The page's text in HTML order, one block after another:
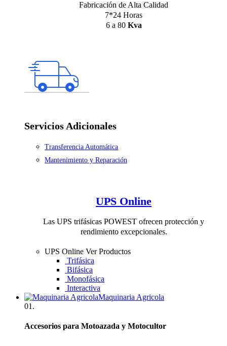
Fabricación de Alta Calidad
7*24 Horas
6 a 80 Kva
Servicios Adicionales
Transferencia Automática
Mantenimiento y Reparación
UPS Online
Las UPS trifásicas POWEST ofrecen protección y
rendimiento excepcionales.
UPS Online Ver Productos
Trifásica
Bifásica
Monofásica
Interactiva
Maquinaria Agricola
01.
Accesorios para Motoazada y Motocultor